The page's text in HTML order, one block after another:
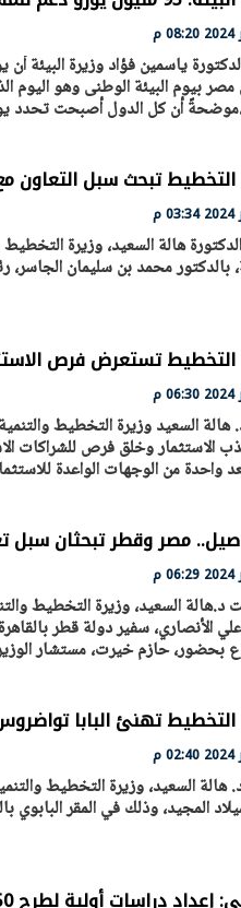
التخطيط تبحث سبل التعاون
هالة السعيد، وزيرة
بالدكتور محمد بن سليمان الجاسر،
التخطيط تستعرض فرص
هالة السعيد وزيرة التخطيط
الاستثمار وخلق فرص للشراكات
من الوجهات الواعدة للاستثمار
مصر وقطر تبحثان سبل
د.هالة السعيد، وزيرة التخطيط
الأنصاري، سفير دولة قطر
بحضور، حازم خيرت، مستشار
التخطيط تهنئ البابا
السعيد، وزيرة التخطيط
المجيد، وذلك في المقر البابوي
دراسات أولية لطرح 50 شركة من الشركات التابعة للدولة
رئيس الوزراء يتابع
بتنفيذ التوجيهات
سكنية بالإيجار
30 مارس 2026 04:40 م
رئيس الوزراء يتابع
سكنية بالإيجار